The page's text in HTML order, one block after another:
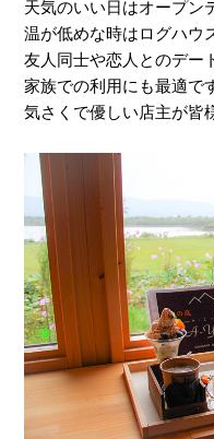
天気のいい日はオープン
温が低めな時はログハウ
友人同士や恋人とのデー
家族での利用にも最適で
気さくで優しい店主が皆